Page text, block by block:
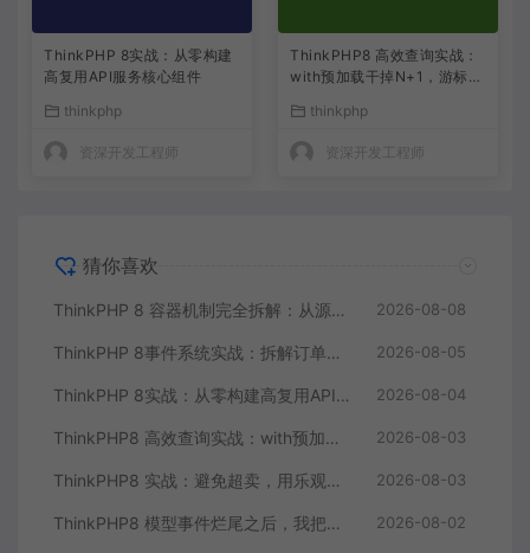
ThinkPHP 8实战：从零构建
高复用API服务核心组件
thinkphp
资深开发工程师
ThinkPHP8 高效查询实战：
with预加载干掉N+1，游标分
thinkphp
资深开发工程师
猜你喜欢
ThinkPHP 8 容器机制完全拆解：从源码读懂依赖注入与服务解析 2026-08-08
ThinkPHP 8事件系统实战：拆解订单状态变更的一地鸡毛 2026-08-05
ThinkPHP 8实战：从零构建高复用API服务核心组件 2026-08-04
ThinkPHP8 高效查询实战：with预加载干掉N+1，游标分页解决大偏移 2026-08-03
ThinkPHP8 实战：避免超卖，用乐观锁和Redis原子操作重构秒杀库存扣减 2026-08-03
ThinkPHP8 模型事件烂尾之后，我把业务逻辑搬到了事件监听器 2026-08-02